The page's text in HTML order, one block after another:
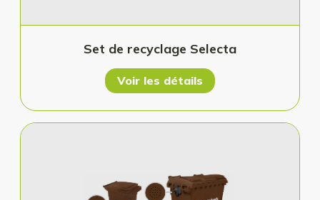
Set de recyclage Selecta
Voir les détails